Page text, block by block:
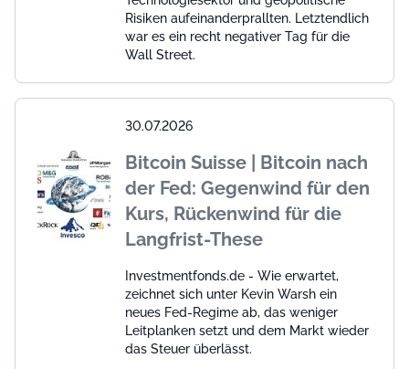
Risiken aufeinanderprallten. Letztendlich
war es ein recht negativer Tag für die
Wall Street.
30.07.2026
Bitcoin Suisse | Bitcoin nach
der Fed: Gegenwind für den
Kurs, Rückenwind für die
Langfrist-These
Investmentfonds.de - Wie erwartet,
zeichnet sich unter Kevin Warsh ein
neues Fed-Regime ab, das weniger
Leitplanken setzt und dem Markt wieder
das Steuer überlässt.